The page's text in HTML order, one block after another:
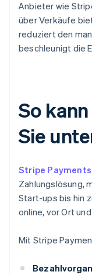
Anbieter wie
über Verkäufe
reduziert den
beschleunigt die
So
Sie
Stripe Payments
Zahlungslösung,
Start-ups bis hin
online, vor Ort
Mit Stripe